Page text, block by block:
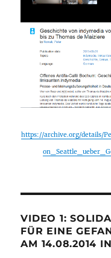
https://archive.org/details/
VIDEO 1:
FÜR EINE
AM 14.08.2014